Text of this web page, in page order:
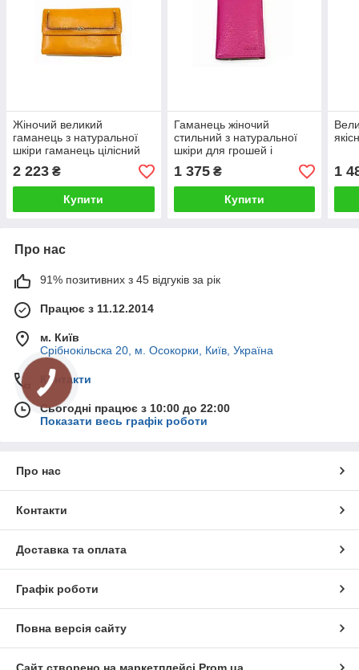
Жіночий великий
гаманець з натуральної
шкіри гаманець цілісний
2 223 ₴
Купити
Гаманець жіночий
стильний з натуральної
шкіри для грошей і
кредиток зручний якісний
Katana
1 375₴
Купити
1
Про нас
91% позитивних з 45 відгуків за рік
Працює з 11.12.2014
м. Київ
Срібнокільска 20, м. Осокорки, Київ, Україна
Контакти
Сьогодні працює з 10:00 до 22:00
Показати весь графік роботи
Про нас
Контакти
Доставка та оплата
Графік роботи
Повна версія сайту